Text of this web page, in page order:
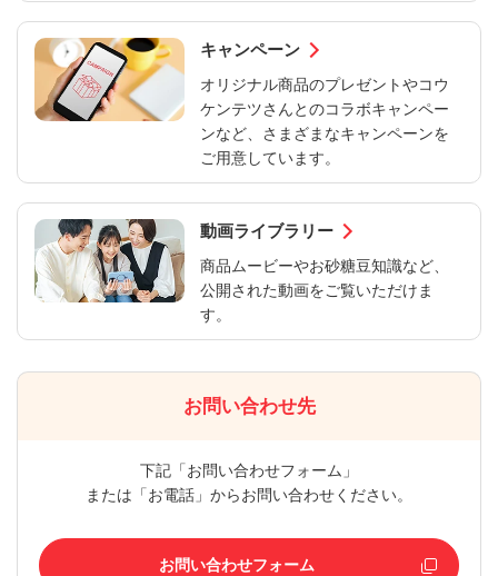
キャンペーン
オリジナル商品のプレゼントやコウ
ケンテツさんとのコラボキャンペー
ンなど、さまざまなキャンペーンを
ご用意しています。
動画ライブラリー
商品ムービーやお砂糖豆知識など、
公開された動画をご覧いただけま
す。
お問い合わせ先
下記「お問い合わせフォーム」
または「お電話」からお問い合わせください。
お問い合わせフォーム